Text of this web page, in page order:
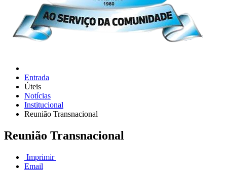
Entrada
Úteis
Notícias
Institucional
Reunião Transnacional
Reunião Transnacional
Imprimir
Email